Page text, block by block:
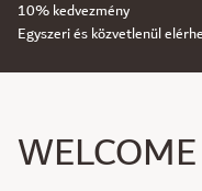
10% kedvezmény
Egyszeri és közvetlenül